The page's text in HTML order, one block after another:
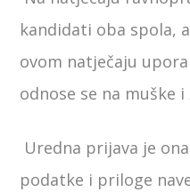
kandidati oba spola,
ovom natječaju
odnose se na muške i
Uredna prijava je
podatke i priloge